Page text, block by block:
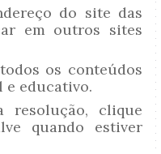
do site das
em outros sites
os conteúdos
e educativo.
resolução, clique
quando estiver